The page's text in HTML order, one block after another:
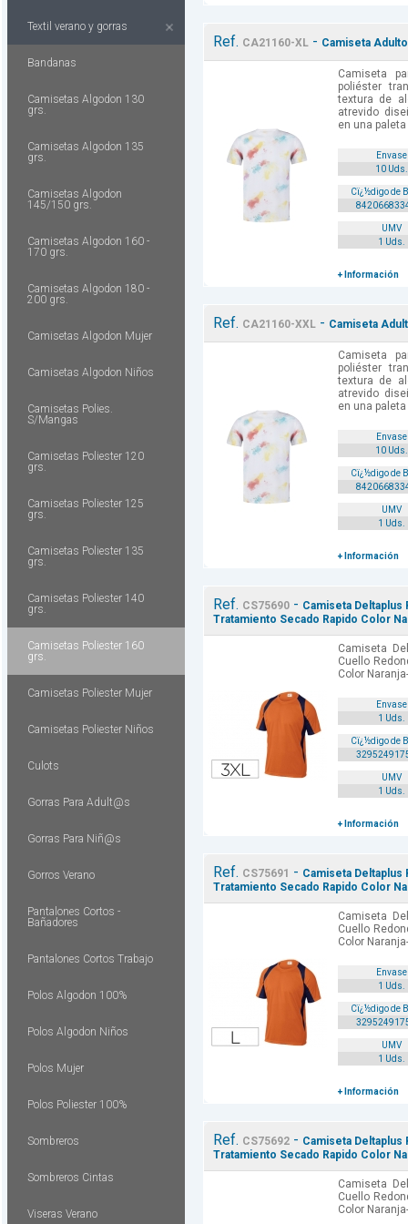
Textil verano y gorras
Bandanas
Camisetas Algodon 130
grs.
Camisetas Algodon 135
grs.
Camisetas Algodon
145/150 grs.
Camisetas Algodon 160 -
170 grs.
Camisetas Algodon 180 -
200 grs.
Camisetas Algodon Mujer
Camisetas Algodon Niños
Camisetas Polies.
S/Mangas
Camisetas Poliester 120
grs.
Camisetas Poliester 125
grs.
Camisetas Poliester 135
grs.
Camisetas Poliester 140
grs.
Camisetas Poliester 160
grs.
Camisetas Poliester Mujer
Camisetas Poliester Niños
Culots
Gorras Para Adult@s
Gorras Para Niñ@s
Gorros Verano
Pantalones Cortos -
Bañadores
Pantalones Cortos Trabajo
Polos Algodon 100%
Polos Algodon Niños
Polos Mujer
Polos Poliester 100%
Sombreros
Sombreros Cintas
Viseras Verano
Ref. CA21160-XL- Camiseta
Camiseta
poliéster
textura de
atrevido
en una
Envase
10 Uds.
Cï¿½digo de
UMV
1 Uds.
+ Información
Ref. CA21160-XXL- Camiseta
Camiseta
poliéster
textura de
atrevido
en una
Envase
10 Uds.
Cï¿½digo de
UMV
1 Uds.
+ Información
Ref. CS75690- Camiseta
Tratamiento Secado Rapido Color
Camiseta
Cuello
Color
Envase
1 Uds.
Cï¿½digo de
UMV
1 Uds.
+ Información
Ref. CS75691 - Camiseta
Tratamiento Secado Rapido Color
Camiseta
Cuello
Color
Envase
1 Uds.
Cï¿½digo de
UMV
1 Uds.
+ Información
Ref. CS75692- Camiseta
Tratamiento Secado Rapido Color
Camiseta
Cuello
Color